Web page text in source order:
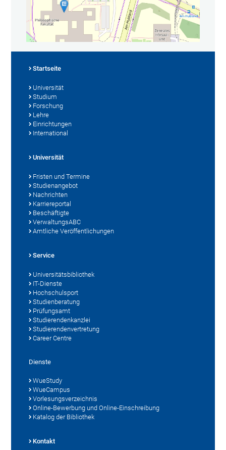
Startseite
Universität
Studium
Forschung
Lehre
Einrichtungen
International
Universität
Fristen und Termine
Studienangebot
Nachrichten
Karriereportal
Beschäftigte
VerwaltungsABC
Amtliche Veröffentlichungen
Service
Universitätsbibliothek
IT-Dienste
Hochschulsport
Studienberatung
Prüfungsamt
Studierendenkanzlei
Studierendenvertretung
Career Centre
Dienste
WueStudy
WueCampus
Vorlesungsverzeichnis
Online-Bewerbung und Online-Einschreibung
Katalog der Bibliothek
Kontakt